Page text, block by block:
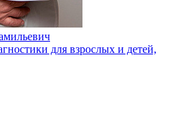
для взрослых и детей,